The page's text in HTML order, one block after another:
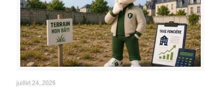
juillet 24, 2026